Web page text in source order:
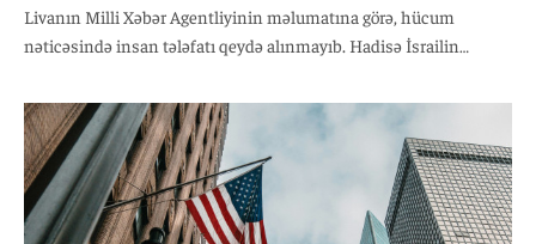
Livanın Milli Xəbər Agentliyinin məlumatına görə, hücum
nəticəsində insan tələfatı qeydə alınmayıb. Hadisə İsrailin
UNIFIL-in son sutkada 113 mərmi atıldığını açıqladığı bir dövrdə
baş verib.